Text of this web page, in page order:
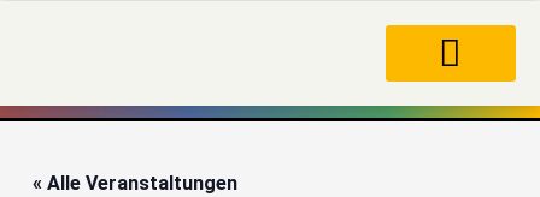
« Alle Veranstaltungen